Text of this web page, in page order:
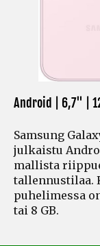
Android | 6,7" |
Samsung
julkaistu
mallista
tallennustilaa.
puhelimessa
tai 8 GB.